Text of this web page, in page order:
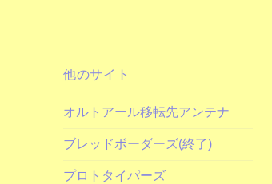
他のサイト
オルトアール移転先アンテナ
ブレッドボーダーズ(終了)
プロトタイパーズ